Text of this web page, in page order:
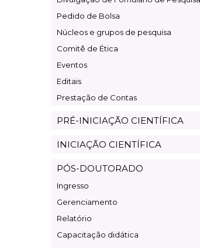
Pesquisa
Pedido de Bolsa
Núcleos e grupos de pesquisa
Comitê de Ética
Eventos
Editais
Prestação de Contas
PRÉ-INICIAÇÃO CIENTÍFICA
INICIAÇÃO CIENTÍFICA
PÓS-DOUTORADO
Ingresso
Gerenciamento
Relatório
Capacitação didática